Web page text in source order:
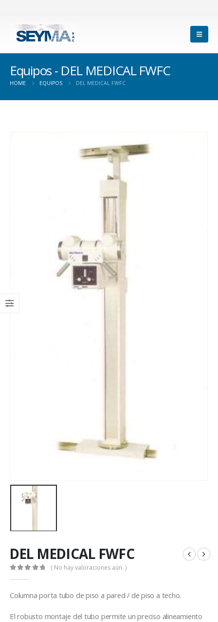
Equipos - DEL MEDICAL FWFC
HOME EQUIPOS DEL MEDICAL FWFC
DEL MEDICAL FWFC
( No hay valoraciones aún. )
Columna porta tubo de piso a pared / de piso a techo.
El robusto montaje del tubo permite un preciso alineamiento